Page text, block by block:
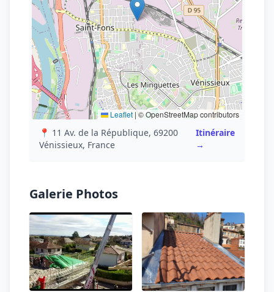
Leaflet |© OpenStreetMap contributors
📍 11 Av. de la République, 69200
Vénissieux, France
Itinéraire
→
Galerie Photos